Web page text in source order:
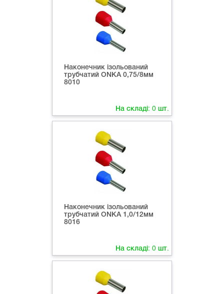
Наконечник ізольований
трубчатий ONKA 0,75/8мм
8010
На складі: 0 шт.
Наконечник ізольований
трубчатий ONKA 1,0/12мм
8016
На складі: 0 шт.